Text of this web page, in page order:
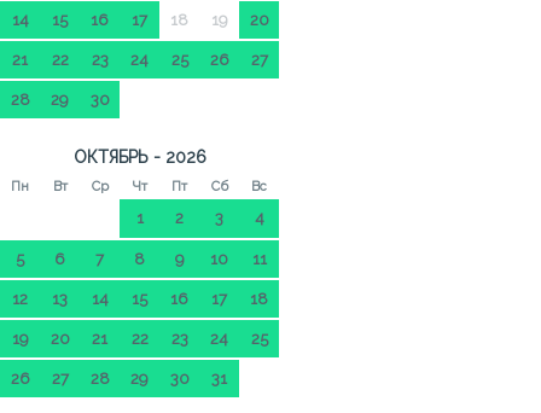
14 15 16 17 18 19 20
21 22 23 24 25 26 27
28 29 30
ОКТЯБРЬ - 2026
Пн Вт Ср Чт Пт Сб Вс
1 2 3 4
5 6 7 8 9 10 11
12 13 14 15 16 17 18
19 20 21 22 23 24 25
26 27 28 29 30 31